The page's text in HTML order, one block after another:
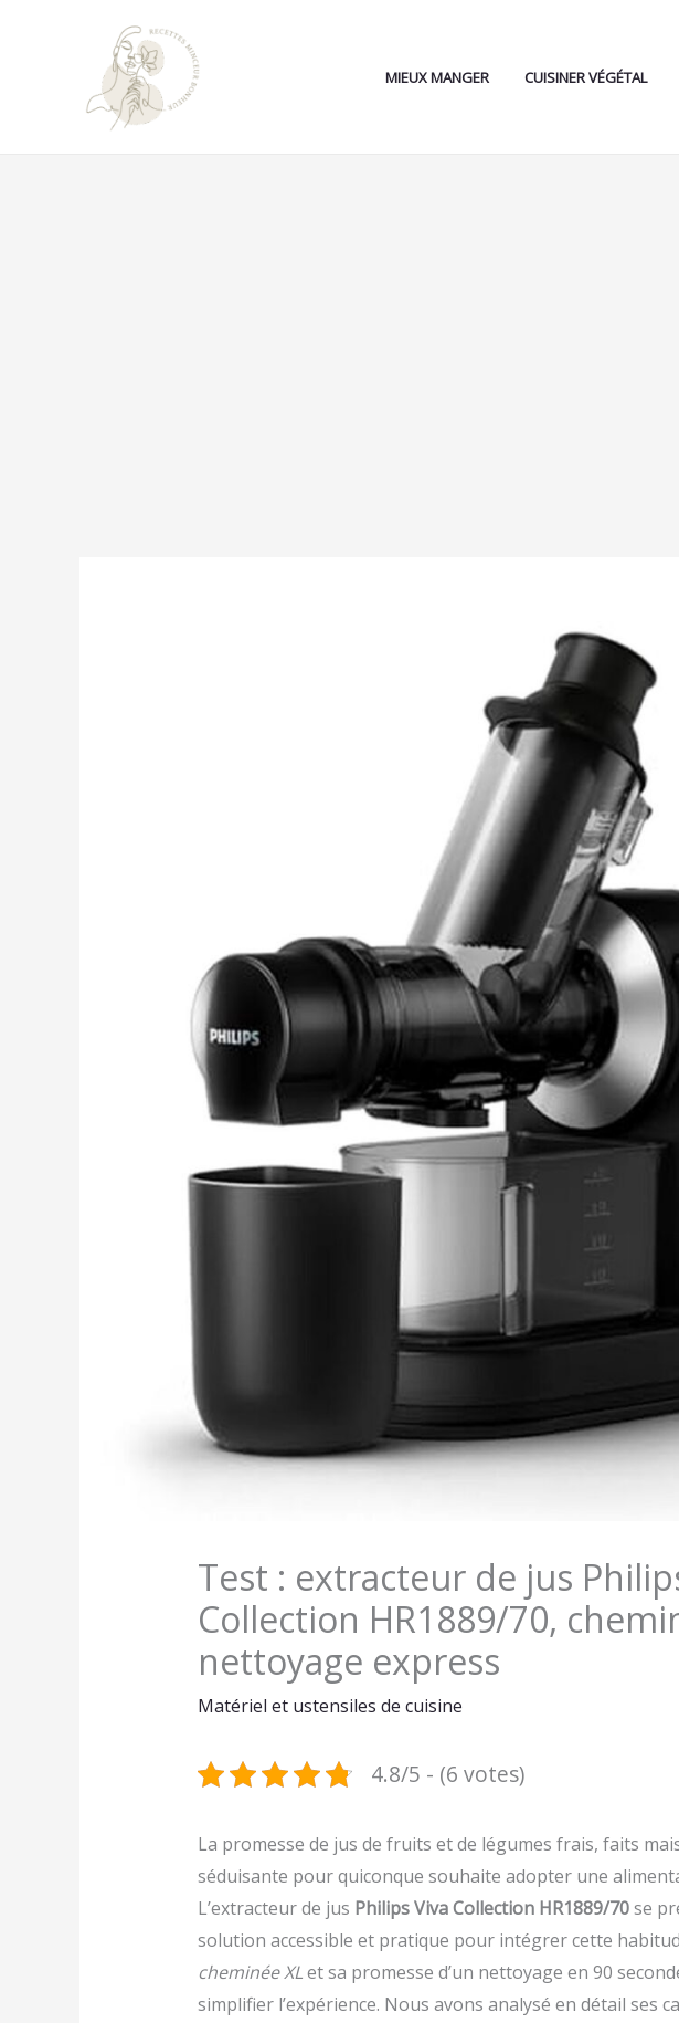
MIEUX MANGER CUISINER VÉGÉTAL
Test : extracteur de jus
Collection HR1889/70,
nettoyage express
Matériel et ustensiles de cuisine
4.8/5 - (6 votes)
La promesse de jus de fruits et de légumes frais, faits
séduisante pour quiconque souhaite adopter une
L’extracteur de jus Philips Viva Collection HR1889/70se
solution accessible et pratique pour intégrer cette
cheminée XLet sa promesse d’un nettoyage en 90
simplifier l’expérience. Nous avons analysé en détail ses